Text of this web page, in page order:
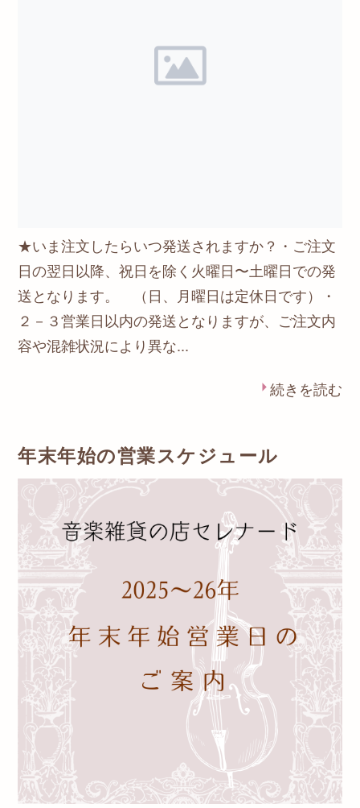
★いま注文したらいつ発送されますか？・ご注文
日の翌日以降、祝日を除く火曜日〜土曜日での発
送となります。 （日、月曜日は定休日です）・
２－３営業日以内の発送となりますが、ご注文内
容や混雑状況により異な...
続きを読む
年末年始の営業スケジュール